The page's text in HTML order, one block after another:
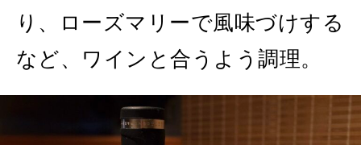
り、ローズマリーで風味づけする
など、ワインと合うよう調理。